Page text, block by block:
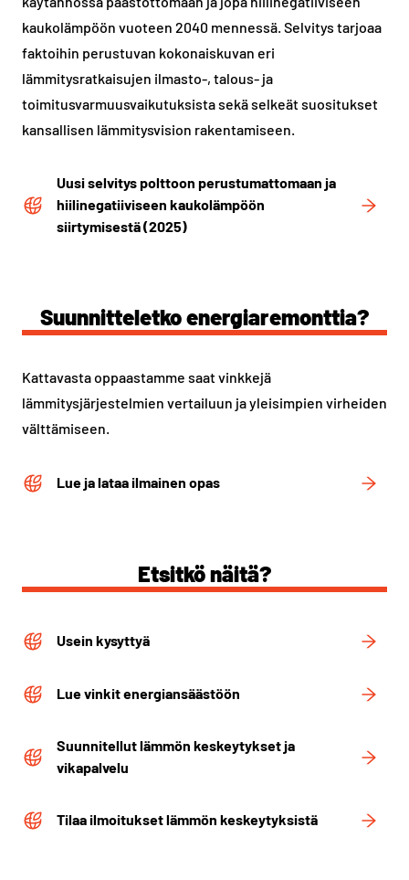
kaukolämpöön vuoteen 2040 mennessä. Selvitys tarjoaa
faktoihin perustuvan kokonaiskuvan eri
lämmitysratkaisujen ilmasto-, talous- ja
toimitusvarmuusvaikutuksista sekä selkeät suositukset
kansallisen lämmitysvision rakentamiseen.
Uusi selvitys polttoon perustumattomaan ja
hiilinegatiiviseen kaukolämpöön
siirtymisestä (2025)
Suunnitteletko energiaremonttia?
Kattavasta oppaastamme saat vinkkejä
lämmitysjärjestelmien vertailuun ja yleisimpien virheiden
välttämiseen.
Lue ja lataa ilmainen opas
Etsitkö näitä?
Usein kysyttyä
Lue vinkit energiansäästöön
Suunnitellut lämmön keskeytykset ja
vikapalvelu
Tilaa ilmoitukset lämmön keskeytyksistä